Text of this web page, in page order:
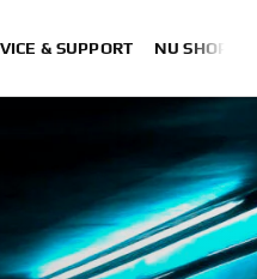
& SUPPORT NU SHOPPEN